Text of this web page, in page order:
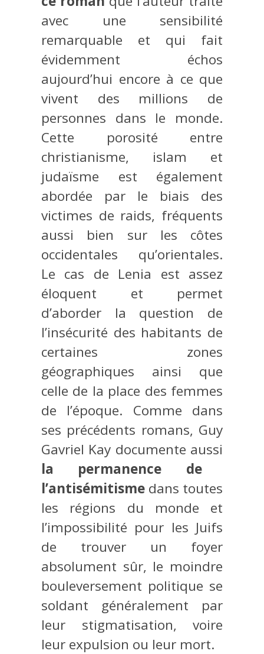
avec une sensibilité
remarquable et qui fait
évidemment échos
aujourd’hui encore à ce que
vivent des millions de
personnes dans le monde.
Cette porosité entre
christianisme, islam et
judaïsme est également
abordée par le biais des
victimes de raids, fréquents
aussi bien sur les côtes
occidentales qu’orientales.
Le cas de Lenia est assez
éloquent et permet
d’aborder la question de
l’insécurité des habitants de
certaines zones
géographiques ainsi que
celle de la place des femmes
de l’époque. Comme dans
ses précédents romans, Guy
Gavriel Kay documente aussi
la permanence de
l’antisémitisme dans toutes
les régions du monde et
l’impossibilité pour les Juifs
de trouver un foyer
absolument sûr, le moindre
bouleversement politique se
soldant généralement par
leur stigmatisation, voire
leur expulsion ou leur mort.